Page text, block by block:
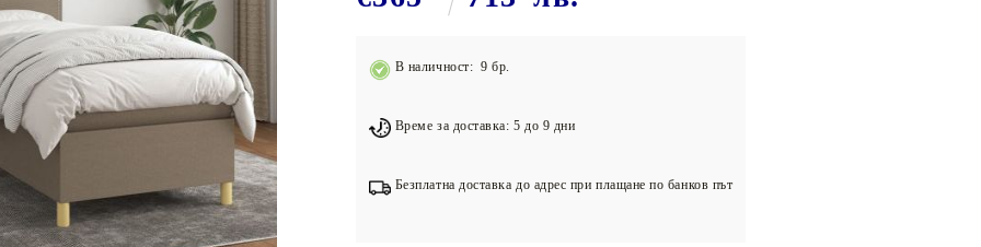
Подложки за фитнес уреди
Лостове за набиране
Силови кули
Йога и пилатес
В наличност: 9 бр.
Време за доставка: 5 до 9 дни
Безплатна доставка до адрес при плащане по банков път